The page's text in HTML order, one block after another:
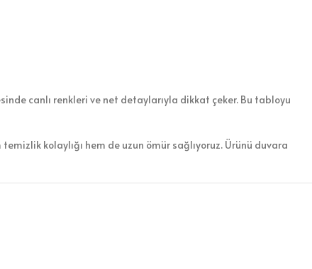
canlı renkleri ve net detaylarıyla dikkat çeker. Bu tabloyu
kolaylığı hem de uzun ömür sağlıyoruz. Ürünü duvara